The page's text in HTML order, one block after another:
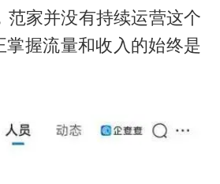
范家并没有持续运营这个
掌握流量和收入的始终是